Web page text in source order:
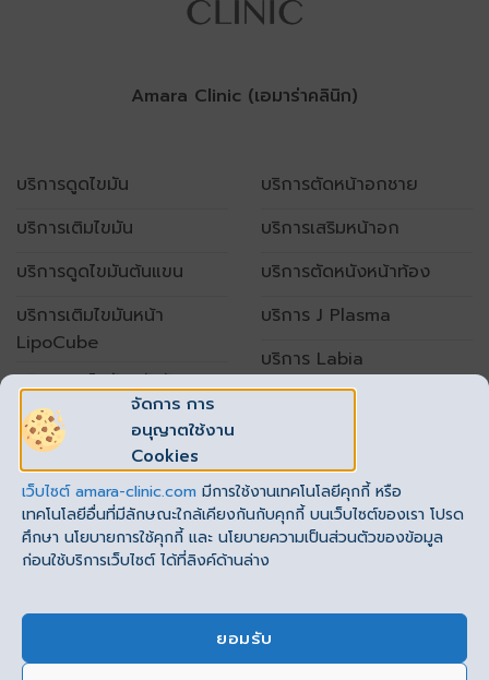
จัดการ การ
อนุญาตใช้งาน
Cookies
เว็บไซต์amara-clinic.com มีการใช้งานเทคโนโลยีคุกกี้ หรือ
เทคโนโลยีอื่นที่มีลักษณะใกล้เคียงกันกับคุกกี้ บนเว็บไซต์ของเรา โปรด
ศึกษา นโยบายการใช้คุกกี้ และ นโยบายความเป็นส่วนตัวของข้อมูล
ก่อนใช้บริการเว็บไซต์ ได้ที่ลิงค์ด้านล่าง
ยอมรับ
Amara Clinic (เอมาร่าคลินิก)
บริการดูดไขมัน
บริการเติมไขมัน
บริการดูดไขมันต้นแขน
บริการเติมไขมันหน้า
LipoCube
บริการดูดไขมันหน้าท้อง
บริการตัดหน้าอกชาย
บริการเสริมหน้าอก
บริการตัดหนังหน้าท้อง
บริการ J Plasma
บริการ Labia
เปิดทำการทุกวัน
เวลา 10.00 – 20.00 น.
โทร. : 062-789-1999 ต่อ 1(รัชโยธิน),2(ราชพฤกษ์)